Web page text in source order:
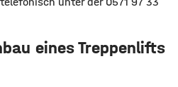
eines Treppenlifts